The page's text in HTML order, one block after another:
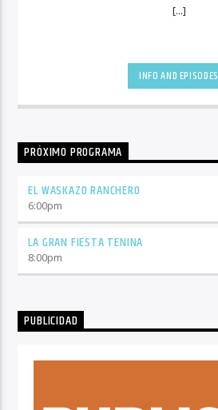
[...]
INFO AND EPISODES
PRÓXIMO PROGRAMA
EL WASKAZO RANCHERO
6:00pm
LA GRAN FIESTA TENINA
8:00pm
PUBLICIDAD